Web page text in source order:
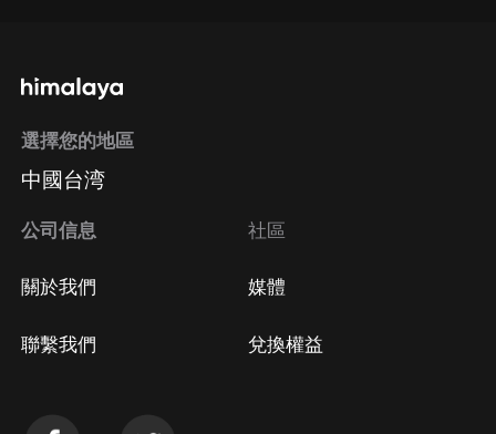
方法 Google Play取消訂閱方法
選擇您的地區
中國台湾
公司信息
關於我們
聯繫我們
社區
媒體
兌換權益